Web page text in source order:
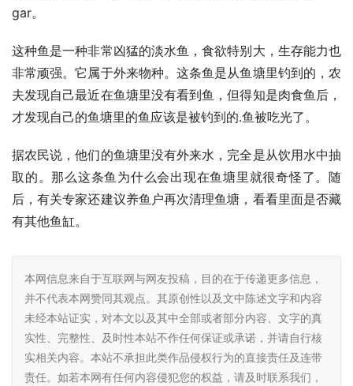
gar。
这种鱼是一种非常凶猛的淡水鱼，食欲特别大，生存能力也
非常顽强。它属于外来物种。这条鱼是从鱼塘里钓到的，农
夫发现自己最近在鱼塘里没有看到鱼，但得知是肉食鱼后，
才发现自己的鱼塘里的鱼应该是被钓到的.鱼被吃光了。
据农民说，他们的鱼塘里没有外来水，完全是从饮用水中抽
取的。那么这条鱼为什么会出现在鱼塘里就很奇怪了。随
后，有关专家还建议养鱼户再次清理鱼塘，看看里面是否藏
有其他鱼缸。
本网信息来自于互联网与网友投稿，目的在于传递更多信息，
并不代表本网赞同其观点。其原创性以及文中陈述文字和内容
未经本站证实，对本文以及其中全部或者部分内容、文字的真
实性、完整性、及时性本站不作任何保证或承诺，并请自行核
实相关内容。本站不承担此类作品侵权行为的直接责任及连带
责任。如若本网有任何内容侵犯您的权益，请及时联系我们，